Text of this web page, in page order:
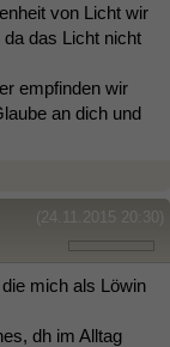
von Licht wir
das Licht nicht
empfinden wir
an dich und
(24.11.2015 20:30)
mich als Löwin
dh im Alltag